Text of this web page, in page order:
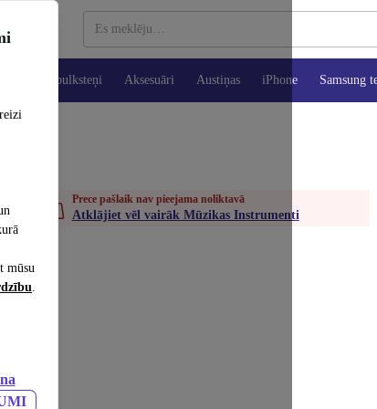
mūsu
.
Viedpulksteņi Aksesuāri Austiņas iPhone Samsung
Prece pašlaik nav pieejama noliktavā
Atklājiet vēl vairāk Mūzikas Instrumenti